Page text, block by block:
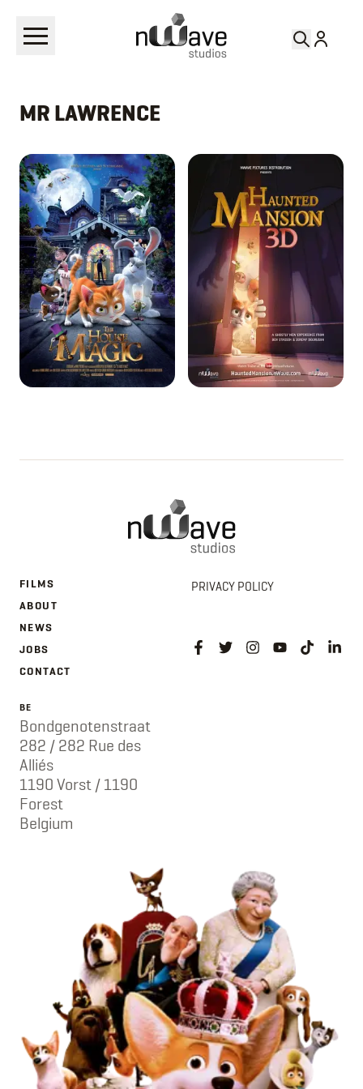
MR LAWRENCE
FILMS
ABOUT
NEWS
JOBS
CONTACT
PRIVACY POLICY
BE
Bondgenotenstraat
282 / 282 Rue des
Alliés
1190 Vorst / 1190
Forest
Belgium